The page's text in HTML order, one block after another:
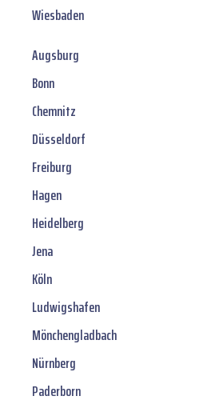
Wiesbaden
Augsburg
Bonn
Chemnitz
Düsseldorf
Freiburg
Hagen
Heidelberg
Jena
Köln
Ludwigshafen
Mönchengladbach
Nürnberg
Paderborn